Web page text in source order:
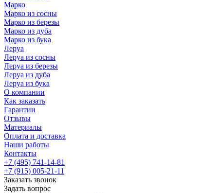
Марко
Марко из сосны
Марко из березы
Марко из дуба
Марко из бука
Леруа
Леруа из сосны
Леруа из березы
Леруа из дуба
Леруа из бука
О компании
Как заказать
Гарантии
Отзывы
Материалы
Оплата и доставка
Наши работы
Контакты
+7 (495) 741-14-81
+7 (915) 005-21-11
Заказать звонок
Задать вопрос